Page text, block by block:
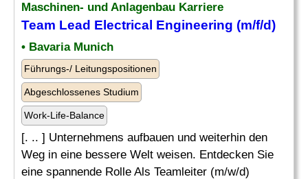
Maschinen- und Anlagenbau Karriere
Team Lead Electrical Engineering (m/f/d)
• Bavaria Munich
Führungs-/ Leitungspositionen
Abgeschlossenes Studium
Work-Life-Balance
[. .. ] Unternehmens aufbauen und weiterhin den
Weg in eine bessere Welt weisen. Entdecken Sie
eine spannende Rolle Als Teamleiter (m/w/d)